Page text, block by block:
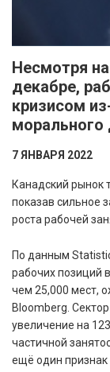
Несмотря
декабре,
кризисом
морального
7 ЯНВАРЯ 2022
Канадский рынок
показав сильное
роста рабочей
По данным
рабочих позиций
чем 25,000 мест,
Bloomberg.
увеличение на
частичной
ещё один признак